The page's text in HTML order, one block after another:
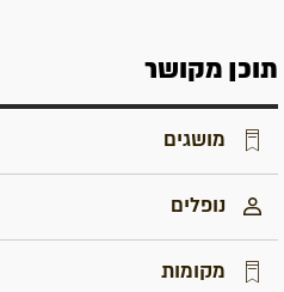
תוכן מקושר
מושגים
נופלים
מקומות